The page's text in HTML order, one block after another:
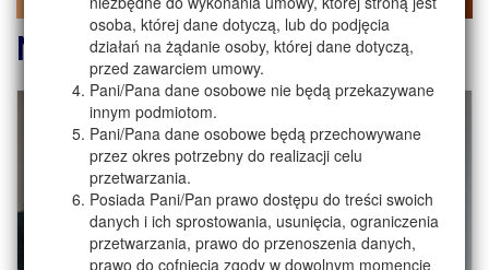
Nowości
osoba, której dane dotyczą, lub do podjęcia
działań na żądanie osoby, której dane dotyczą,
przed zawarciem umowy.
Pani/Pana dane osobowe nie będą przekazywane
innym podmiotom.
Pani/Pana dane osobowe będą przechowywane
przez okres potrzebny do realizacji celu
przetwarzania.
Posiada Pani/Pan prawo dostępu do treści swoich
danych i ich sprostowania, usunięcia, ograniczenia
przetwarzania, prawo do przenoszenia danych,
prawo do cofnięcia zgody w dowolnym momencie